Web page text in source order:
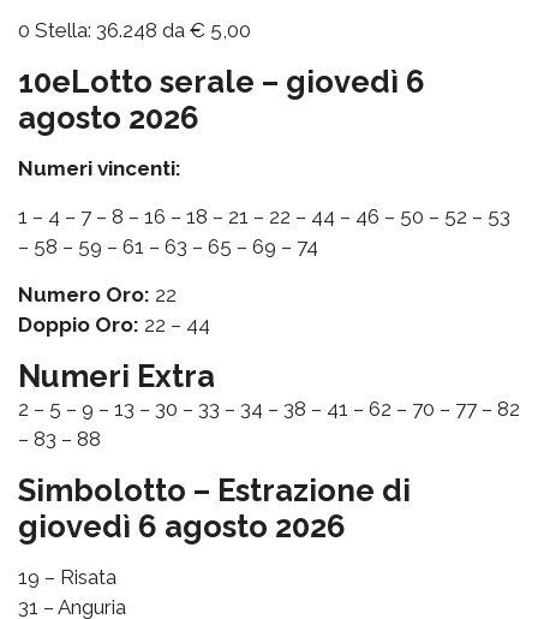
0 Stella: 36.248 da € 5,00
10eLotto serale – giovedì 6
agosto 2026
Numeri vincenti:
1 – 4 – 7 – 8 – 16 – 18 – 21 – 22 – 44 – 46 – 50 – 52 – 53
– 58 – 59 – 61 – 63 – 65 – 69 – 74
Numero Oro: 22
Doppio Oro: 22 – 44
Numeri Extra
2 – 5 – 9 – 13 – 30 – 33 – 34 – 38 – 41 – 62 – 70 – 77 – 82
– 83 – 88
Simbolotto – Estrazione di
giovedì 6 agosto 2026
19 – Risata
31 – Anguria